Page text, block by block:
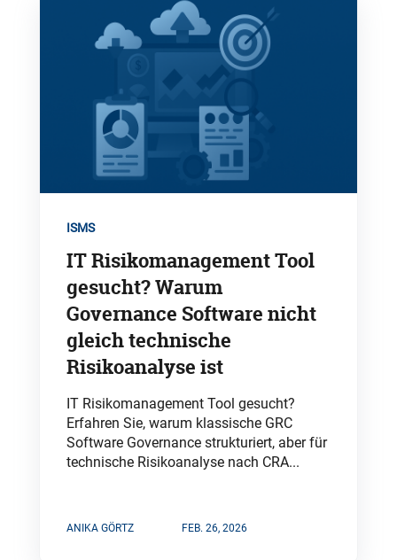
ISMS
IT Risikomanagement Tool
gesucht? Warum
Governance Software nicht
gleich technische
Risikoanalyse ist
IT Risikomanagement Tool gesucht?
Erfahren Sie, warum klassische GRC
Software Governance strukturiert, aber für
technische Risikoanalyse nach CRA...
ANIKA GÖRTZ FEB. 26, 2026